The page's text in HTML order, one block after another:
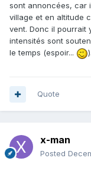
sont annoncées, car
village et en altitude
vent. Donc il pourrait
intensités sont
le temps (espoir...
).
Quote
x-man
Posted